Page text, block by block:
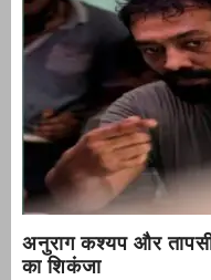
अनुराग कश्यप और
का शिकंजा